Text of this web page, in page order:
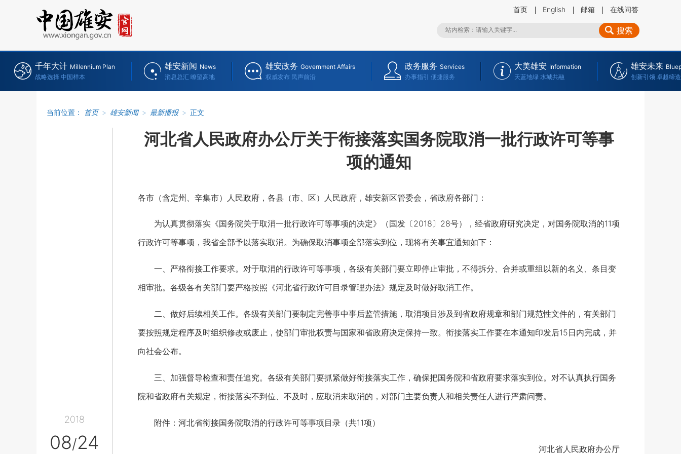
首页 English 邮箱 在线问答
搜索
千年大计 Millennium Plan
战略选择 中国样本
雄安新闻 News
消息总汇 瞭望高地
雄安政务 Government Affairs
权威发布 民声前沿
政务服务 Services
办事指引 便捷服务
大美雄安 Information
天蓝地绿 水城共融
雄安未来
创新引领 卓越缔造
当前位置： 首页 > 雄安新闻 > 最新播报 > 正文
2018
08/24
河北省人民政府办公厅关于衔接落实国务院取消一批行政许可等事
项的通知
各市（含定州、辛集市）人民政府，各县（市、区）人民政府，雄安新区管委会，省政府各部门：
为认真贯彻落实《国务院关于取消一批行政许可等事项的决定》（国发〔2018〕28号），经省政府研究决定，对国务院取消的11项
行政许可等事项，我省全部予以落实取消。为确保取消事项全部落实到位，现将有关事宜通知如下：
一、严格衔接工作要求。对于取消的行政许可等事项，各级有关部门要立即停止审批，不得拆分、合并或重组以新的名义、条目变
相审批。各级各有关部门要严格按照《河北省行政许可目录管理办法》规定及时做好取消工作。
二、做好后续相关工作。各级有关部门要制定完善事中事后监管措施，取消项目涉及到省政府规章和部门规范性文件的，有关部门
要按照规定程序及时组织修改或废止，使部门审批权责与国家和省政府决定保持一致。衔接落实工作要在本通知印发后15日内完成，并
向社会公布。
三、加强督导检查和责任追究。各级有关部门要抓紧做好衔接落实工作，确保把国务院和省政府要求落实到位。对不认真执行国务
院和省政府有关规定，衔接落实不到位、不及时，应取消未取消的，对部门主要负责人和相关责任人进行严肃问责。
附件：河北省衔接国务院取消的行政许可等事项目录（共11项）
河北省人民政府办公厅